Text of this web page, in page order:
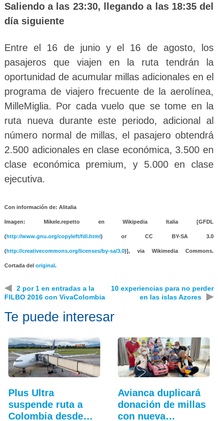
Saliendo a las 23:30, llegando a las 18:35 del
día siguiente
Entre el 16 de junio y el 16 de agosto, los
pasajeros que viajen en la ruta tendrán la
oportunidad de acumular millas adicionales en el
programa de viajero frecuente de la aerolínea,
MilleMiglia. Por cada vuelo que se tome en la
ruta nueva durante este periodo, adicional al
número normal de millas, el pasajero obtendrá
2.500 adicionales en clase económica, 3.500 en
clase económica premium, y 5.000 en clase
ejecutiva.
Con información de: Alitalia
Imagen: Mikele.repetto en Wikipedia Italia [GFDL
(http://www.gnu.org/copyleft/fdl.html) or CC BY-SA 3.0
(http://creativecommons.org/licenses/by-sa/3.0)], via Wikimedia Commons.
Cortada del original.
◀
2 por 1 en entradas a la
FILBO 2016 con VivaColombia
10 experiencias para no perder
en las islas Azores
▶
Te puede interesar
Plus Ultra
suspende ruta a
Colombia desde
Avianca duplicará
donación de millas
con nueva